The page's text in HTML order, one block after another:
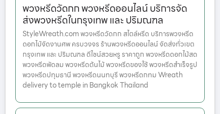
พวงหรีดวัดกก พวงหรีดออนไลน์ บริการจัด
ส่งพวงหรีดในกรุงเทพ และ ปริมณฑล
StyleWreath.com พวงหรีดวัดกก สไตล์หรีด บริการพวงหรีด
ดอกไม้จัดงานศพ ครบวงจร ร้านพวงหรีดออนไลน์ จัดส่งทั่วเขต
กรุงเทพ และ ปริมณฑล ดีไซน์สวยหรู ราคาถูก พวงหรีดดอกไม้สด
พวงหรีดพัดลม พวงหรีดต้นไม้ พวงหรีดของใช้ พวงหรีดสำเร็จรูป
พวงหรีดปทุมธานี พวงหรีดนนทบุรี พวงหรีดกทม Wreath
delivery to temple in Bangkok Thailand